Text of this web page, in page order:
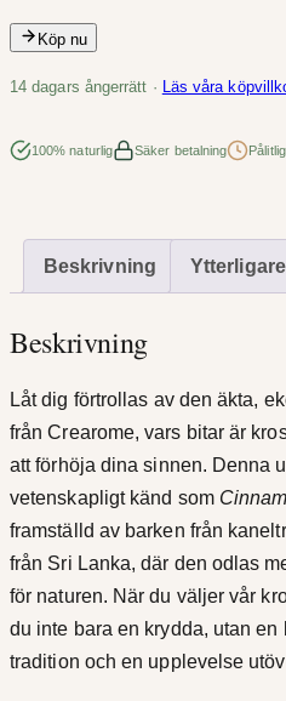
s
b
i
a
r
ä
k
t
a
E
K
O
Köp nu
14 dagars ångerrätt · Läs våra
100% naturlig Säker betalning
Beskrivning
Beskrivning
Låt dig förtrollas av den äkta,
från Crearome, vars bitar är
att förhöja dina sinnen. Denna
vetenskapligt känd som
framställd av barken från
från Sri Lanka, där den odlas
för naturen. När du väljer vår
du inte bara en krydda, utan
tradition och en upplevelse